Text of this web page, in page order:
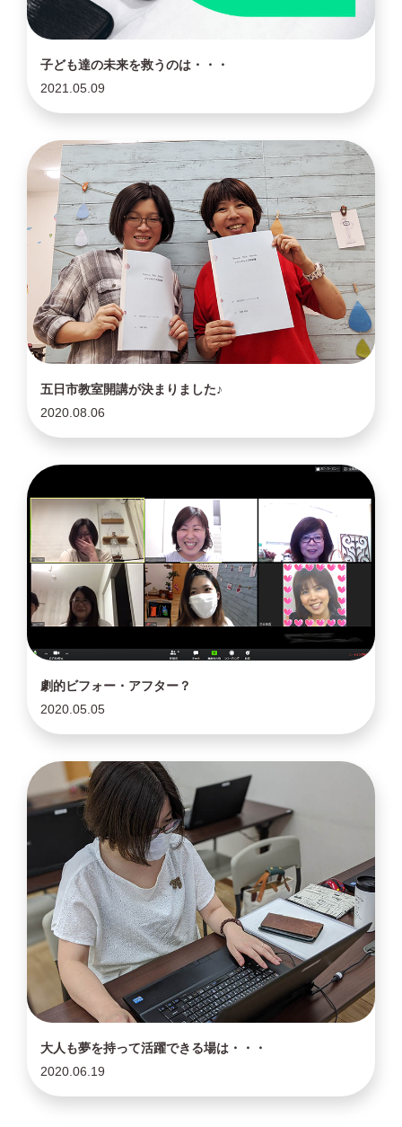
子ども達の未来を救うのは・・・
2021.05.09
五日市教室開講が決まりました♪
2020.08.06
劇的ビフォー・アフター？
2020.05.05
大人も夢を持って活躍できる場は・・・
2020.06.19